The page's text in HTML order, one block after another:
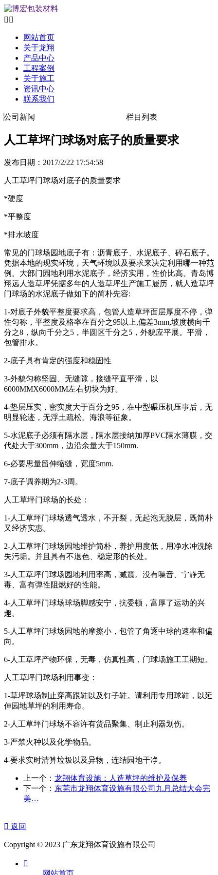
 
网站首页
关于龙翔
产品中心
工程案例
关于施工
资讯中心
联系我们
公司新闻 栏目列表
人工草坪门球场对底子的质量要求
发布日期：2017/2/22 17:54:58
人工草坪门球场对底子的质量要求
*硬度
*平整度
*排水坡度
常见的门球场园地底子有：沥青底子、水泥底子、碎石底子。
凭据本地的现实环境，天气环境以及要求来决定利用哪一种范
例。大部门园地利用水泥底子，经济实用，性价比高。青岛博
翔远人造草坪凭据多年的人造草坪生产施工履历，就人造草坪
门球场的水泥底子做如下的简朴先容:
1-对底子外貌平整度要求高，包管人造草坪面层厚度不停，弹
性匀称，平整度及格率在百分之95以上,偏差3mm,坡度横向千
分之8，纵向千分之5，半圆区千分之5，外貌应平展。平滑，
包管排水。
2-底子具有肯定的强度和稳固性
3-外貌匀称坚固、无缝隙，接缝平直平滑，以
6000MMX6000MM左右切块为好。
4-垫层压实，密实度大于百分之95，在中型碾压机压事后，无
明显轮迹，无浮土疏松。海浪等征象。
5-水泥底子必须有隔水层，隔水层接纳加厚PVC隔水薄膜，交
代处大于300mm，边沿余量大于150mm.
6-必要思量留伸缩缝，宽度5mm.
7-底子调养期为2-3周。
人工草坪门球场的长处：
1-人工草坪门球场透气透水，不开裂，无起泡无脱层，既简朴
又经济实惠。
2-人工草坪门球场园地维护简朴，养护用度低，用净水冲洗除
失污垢。并且具有不退色、稳定形的长处。
3-人工草坪门球场园地利用率高，减震。没有噪音、宁静无
毒、富有弹性阻燃好的性能。
4-人工草坪门球场球场脚感安宁，抗委顿，富厚了运动的兴
趣。
5-人工草坪门球场园地的摩擦小，包管了角逐中球的速率和偏
向。
6-人工草坪产物环保，无毒，仿真性高，门球场施工工期短。
人工草坪门球场利用事变：
1-草坪球场制止穿高跟鞋以及钉子鞋。请利用专用球鞋，以延
伸园地草坪的利用寿命。
2-人工草坪门球场不容许有货品聚集、制止利器划伤。
3-严禁火种以及化学物品。
4-要求实时清算垃圾以及异物，连结园地干净。
上一个： 龙翔体育设施：人造草坪的维护及保养
下一个： 东莞市龙翔体育设施有限公司九月总结大会完
美…
 返回
Copyright © 2023 广东龙翔体育设施有限公司

网站首页